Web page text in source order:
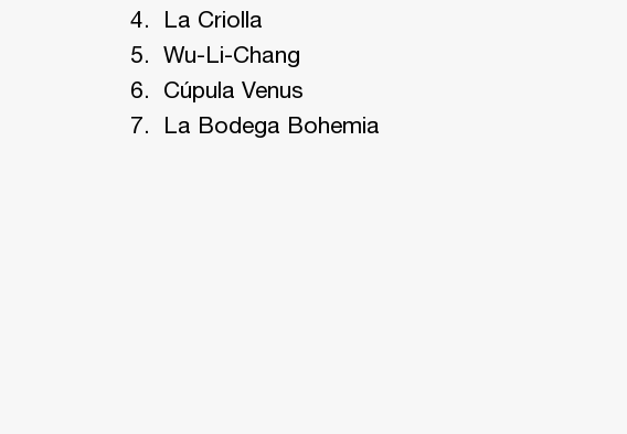
La Criolla
Wu-Li-Chang
Cúpula Venus
La Bodega Bohemia